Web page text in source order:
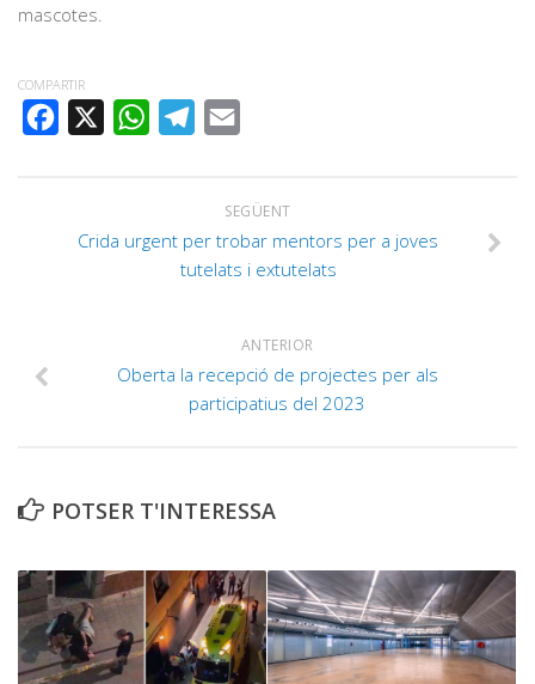
mascotes.
COMPARTIR
FACEBOOK
WHATSAPPTELEGRAM
SEGÜENT
Crida urgent per trobar mentors per a joves
tutelats i extutelats
ANTERIOR
Oberta la recepció de projectes per als
participatius del 2023
POTSER T'INTERESSA